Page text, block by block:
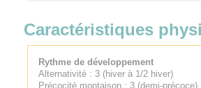
Caractéristiques
Rythme de développement
Alternativité : 3 (hiver à 1/2 hiver)
Précocité montaison : 3 (demi-précoce)